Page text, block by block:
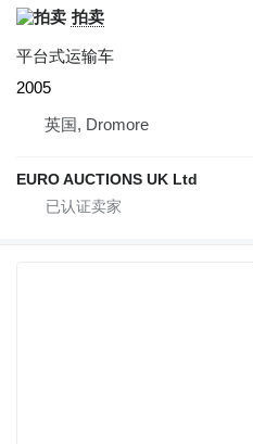
拍卖
平台式运输车
2005
英国, Dromore
EURO AUCTIONS UK Ltd